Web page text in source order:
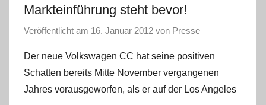
Markteinführung steht bevor!
Veröffentlicht am 16. Januar 2012 von Presse
Der neue Volkswagen CC hat seine positiven
Schatten bereits Mitte November vergangenen
Jahres vorausgeworfen, als er auf der Los Angeles